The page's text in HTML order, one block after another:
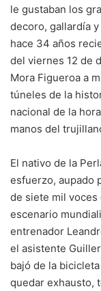
le gustaban los
decoro, gallardía
hace 34 años
del viernes 12 de
Mora Figueroa a
túneles de la
nacional de la
manos del
El nativo de la
esfuerzo, aupado
de siete mil
escenario
entrenador
el asistente
bajó de la
quedar exhausto,